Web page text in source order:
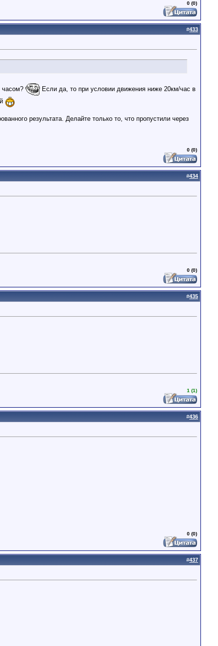
0 (0)
#433
часом?
Если да, то при условии движения ниже 20км/час в
результата. Делайте только то, что пропустили через
0 (0)
#434
0 (0)
#435
1 (1)
#436
0 (0)
#437